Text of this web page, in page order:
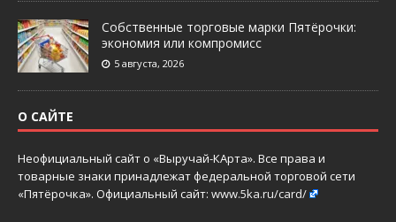
Собственные торговые марки Пятёрочки:
экономия или компромисс
5 августа, 2026
О САЙТЕ
Неофициальный сайт о «Выручай-КАрта». Все права и
товарные знаки принадлежат федеральной торговой сети
«Пятёрочка». Официальный сайт: www.5ka.ru/card/